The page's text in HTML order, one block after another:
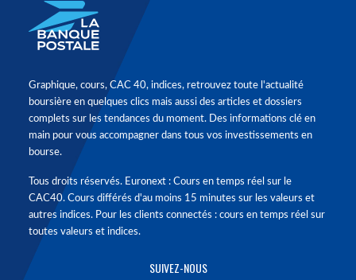
Graphique, cours, CAC 40, indices, retrouvez toute l'actualité
boursière en quelques clics mais aussi des articles et dossiers
complets sur les tendances du moment. Des informations clé en
main pour vous accompagner dans tous vos investissements en
bourse.
Tous droits réservés. Euronext : Cours en temps réel sur le
CAC40. Cours différés d'au moins 15 minutes sur les valeurs et
autres indices. Pour les clients connectés : cours en temps réel sur
toutes valeurs et indices.
SUIVEZ-NOUS